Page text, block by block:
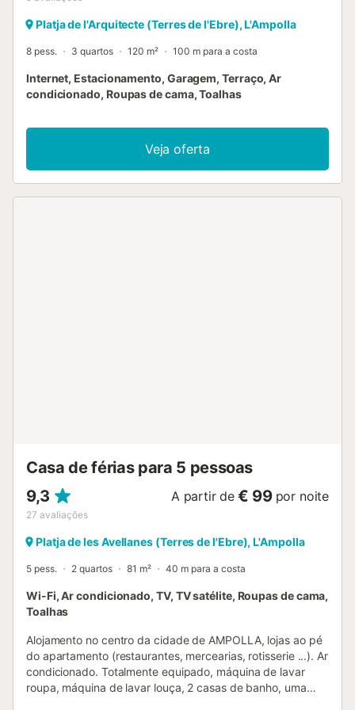
Platja de l'Arquitecte (Terres de l'Ebre), L'Ampolla
8 pess. 3 quartos 120 m² 100 m para a costa
Internet, Estacionamento, Garagem, Terraço, Ar
condicionado, Roupas de cama, Toalhas
Veja oferta
Casa de férias para 5 pessoas
9,3
27 avaliações
A partir de € 99 por noite
Platja de les Avellanes (Terres de l'Ebre), L'Ampolla
5 pess. 2 quartos 81 m² 40 m para a costa
Wi-Fi, Ar condicionado, TV, TV satélite, Roupas de cama,
Toalhas
Alojamento no centro da cidade de AMPOLLA, lojas ao pé
do apartamento (restaurantes, mercearias, rotisserie ...). Ar
condicionado. Totalmente equipado, máquina de lavar
roupa, máquina de lavar louça, 2 casas de banho, uma